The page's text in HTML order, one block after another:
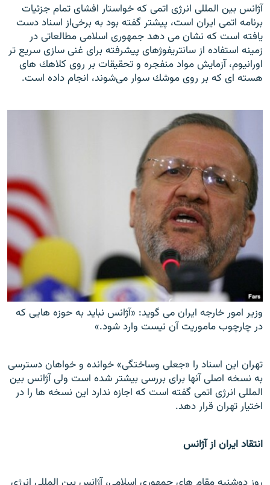
آژانس بين المللى انرژى اتمى كهخواستار افشاى تمام جزئيات
برنامه اتمى ايران است، پيشتر گفته بود به برخىاز اسناد دست
يافته است كه نشان مى دهد جمهورى اسلامى مطالعاتى در
زمينه استفاده از سانتريفوژهاى پيشرفته براى غنى سازى سريع تر
اورانيوم، آزمايشمواد منفجره و تحقيقات بر روى كلاهك هاى
هسته اى كه بر روى موشك سوار مىشوند، انجام داده است.
وزیر امور خارجه ایران می گوید: «آژانس نباید به حوزه هایی که
در چارچوب ماموریت آن نیست وارد شود.»
تهران اين اسناد را «جعلى وساختگى» خوانده و خواهان دسترسى
به نسخه اصلى آنها براى بررسى بيشتر شده است ولى آژانس بين
المللى انرژى اتمى گفته است كه اجازه ندارد اين نسخه ها را در
اختيار تهران قرار دهد.
انتقاد ایران از آژانس